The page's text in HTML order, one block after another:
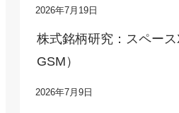
2026年7月19日
株式銘柄研究：スペー
GSM）
2026年7月9日